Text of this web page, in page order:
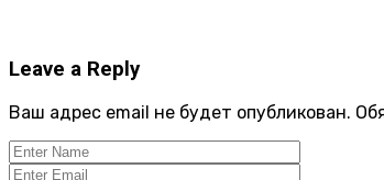
Leave a Reply
Ваш адрес email не будет опубликован.